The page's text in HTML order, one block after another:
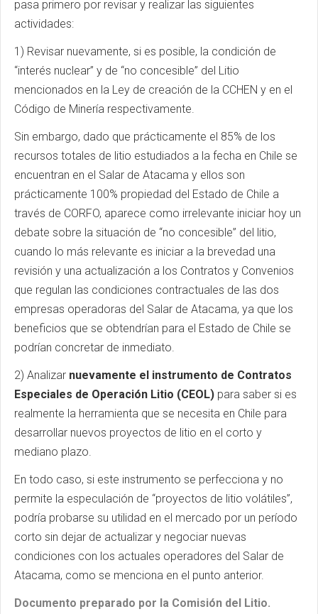
pasa primero por revisar y realizar las siguientes
actividades:
1) Revisar nuevamente, si es posible, la condición de
“interés nuclear” y de “no concesible” del Litio
mencionados en la Ley de creación de la CCHEN y en el
Código de Minería respectivamente.
Sin embargo, dado que prácticamente el 85% de los
recursos totales de litio estudiados a la fecha en Chile se
encuentran en el Salar de Atacama y ellos son
prácticamente 100% propiedad del Estado de Chile a
través de CORFO, aparece como irrelevante iniciar hoy un
debate sobre la situación de “no concesible” del litio,
cuando lo más relevante es iniciar a la brevedad una
revisión y una actualización a los Contratos y Convenios
que regulan las condiciones contractuales de las dos
empresas operadoras del Salar de Atacama, ya que los
beneficios que se obtendrían para el Estado de Chile se
podrían concretar de inmediato.
2) Analizar nuevamente el instrumento de Contratos
Especiales de Operación Litio (CEOL) para saber si es
realmente la herramienta que se necesita en Chile para
desarrollar nuevos proyectos de litio en el corto y
mediano plazo.
En todo caso, si este instrumento se perfecciona y no
permite la especulación de “proyectos de litio volátiles”,
podría probarse su utilidad en el mercado por un período
corto sin dejar de actualizar y negociar nuevas
condiciones con los actuales operadores del Salar de
Atacama, como se menciona en el punto anterior.
Documento preparado por la Comisión del Litio.